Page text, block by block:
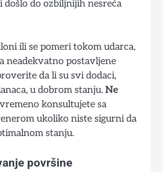
došlo do ozbiljnijih nesreća
ili se pomeri tokom udarca,
neadekvatno postavljene
da li su svi dodaci,
u dobrom stanju. Ne
konsultujete sa
ukoliko niste sigurni da
stanju.
površine